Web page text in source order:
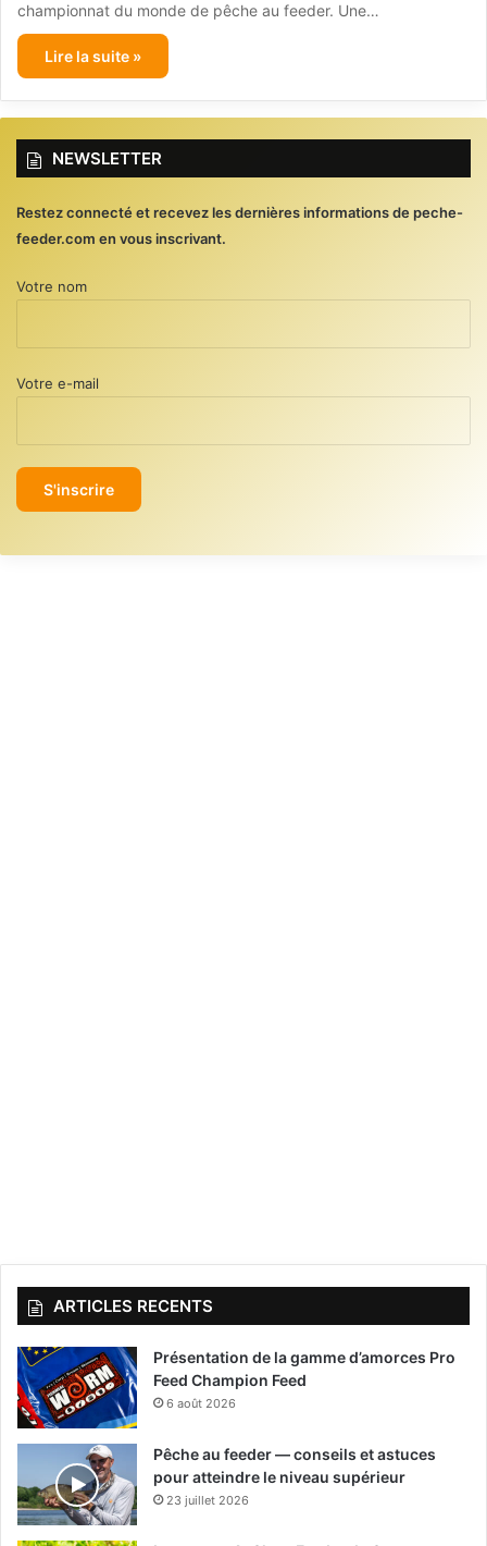
championnat du monde de pêche au feeder. Une…
Lire la suite »
NEWSLETTER
Restez connecté et recevez les dernières informations de peche-
feeder.com en vous inscrivant.
Votre nom
Votre e-mail
ARTICLES RECENTS
Présentation de la gamme d’amorces Pro
Feed Champion Feed
6 août 2026
Pêche au feeder — conseils et astuces
pour atteindre le niveau supérieur
23 juillet 2026